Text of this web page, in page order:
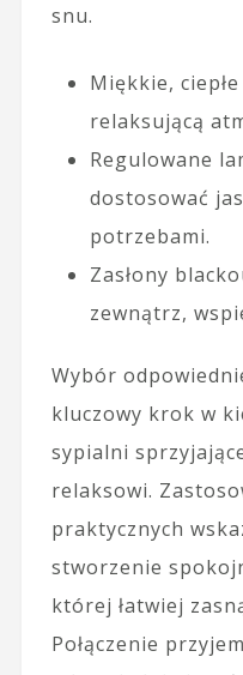
snu.
Miękkie,
relaksującą
Regulowane
dostosować
potrzebami.
Zasłony
zewnątrz,
Wybór
kluczowy krok w
sypialni
relaksowi.
praktycznych
stworzenie
której łatwiej
Połączenie